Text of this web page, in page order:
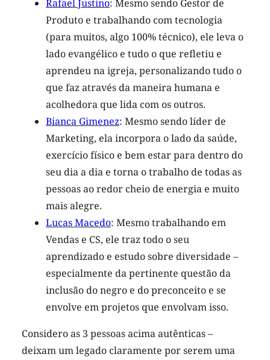
Rafael Justino: Mesmo sendo Gestor de
Produto e trabalhando com tecnologia
(para muitos, algo 100% técnico), ele leva o
lado evangélico e tudo o que refletiu e
aprendeu na igreja, personalizando tudo o
que faz através da maneira humana e
acolhedora que lida com os outros.
Bianca Gimenez: Mesmo sendo líder de
Marketing, ela incorpora o lado da saúde,
exercício físico e bem estar para dentro do
seu dia a dia e torna o trabalho de todas as
pessoas ao redor cheio de energia e muito
mais alegre.
Lucas Macedo: Mesmo trabalhando em
Vendas e CS, ele traz todo o seu
aprendizado e estudo sobre diversidade –
especialmente da pertinente questão da
inclusão do negro e do preconceito e se
envolve em projetos que envolvam isso.
Considero as 3 pessoas acima autênticas –
deixam um legado claramente por serem uma